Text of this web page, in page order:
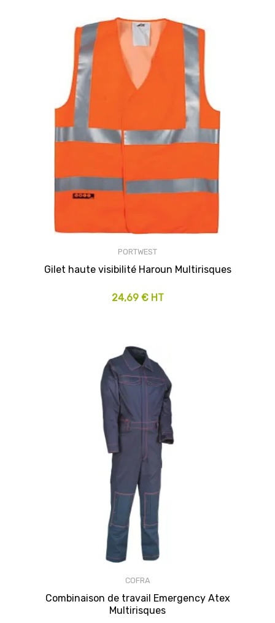
PORTWEST
Gilet haute visibilité Haroun Multirisques
24,69 € HT
COFRA
Combinaison de travail Emergency Atex
Multirisques